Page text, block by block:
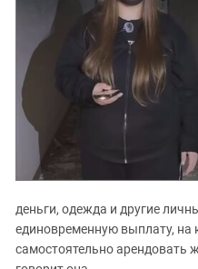
деньги, одежда и другие
единовременную выплату, на
самостоятельно арендовать